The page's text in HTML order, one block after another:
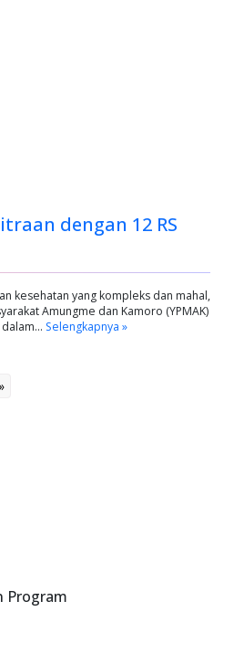
dengan 12 RS
kesehatan yang kompleks dan mahal,
Amungme dan Kamoro (YPMAK)
dalam… Selengkapnya »
Program